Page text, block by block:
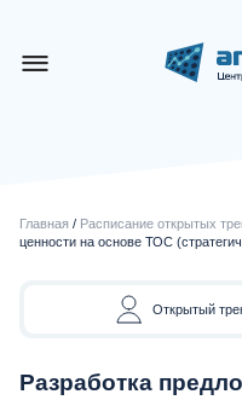
Главная / Расписание открытых
ценности на основе ТОС
Открытый
Разработка